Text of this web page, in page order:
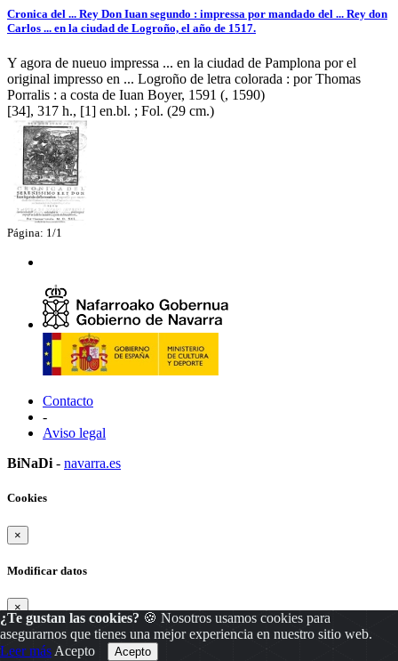
Cronica del ... Rey Don Iuan segundo : impressa por mandado del ... Rey don
Carlos ... en la ciudad de Logroño, el año de 1517.
Y agora de nueuo impressa ... en la ciudad de Pamplona por el
original impresso en ... Logroño de letra colorada : por Thomas
Porralis : a costa de Iuan Boyer, 1591 (, 1590)
[34], 317 h., [1] en.bl. ; Fol. (29 cm.)
Página: 1/1
Contacto
-
Aviso legal
BiNaDi - navarra.es
¿Te gustan las cookies? 🍪 Nosotros usamos cookies para
asegurarnos que tienes una mejor experiencia en nuestro sitio web.
Leer más Acepto
Cookies
×
Modificar datos
×
Modificar Cancelar